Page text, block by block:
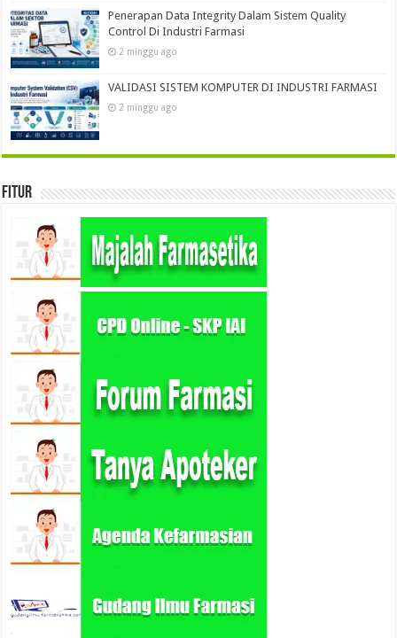
Penerapan Data Integrity Dalam Sistem Quality
Control Di Industri Farmasi
2 minggu ago
VALIDASI SISTEM KOMPUTER DI INDUSTRI FARMASI
2 minggu ago
Fitur